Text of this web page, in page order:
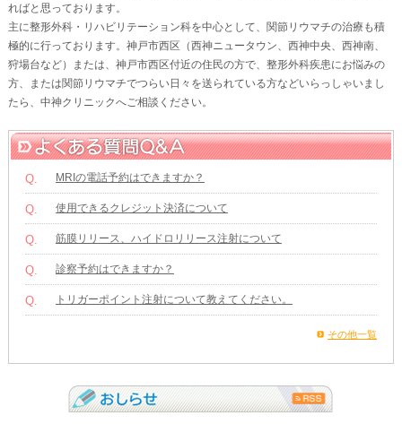
ればと思っております。
主に整形外科・リハビリテーション科を中心として、関節リウマチの治療も積
極的に行っております。神戸市西区（西神ニュータウン、西神中央、西神南、
狩場台など）または、神戸市西区付近の住民の方で、整形外科疾患にお悩みの
方、または関節リウマチでつらい日々を送られている方などいらっしゃいまし
たら、中神クリニックへご相談ください。
Q. MRIの電話予約はできますか？
Q. 使用できるクレジット決済について
Q. 筋膜リリース、ハイドロリリース注射について
Q. 診察予約はできますか？
Q. トリガーポイント注射について教えてください。
その他一覧